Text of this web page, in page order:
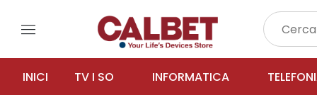
menu
INICI TV I SO INFORMATICA